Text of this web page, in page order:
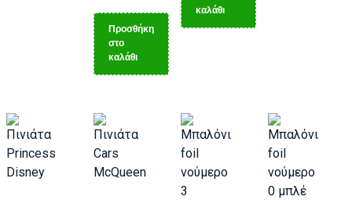
Προσθήκη
στο
καλάθι
καλάθι